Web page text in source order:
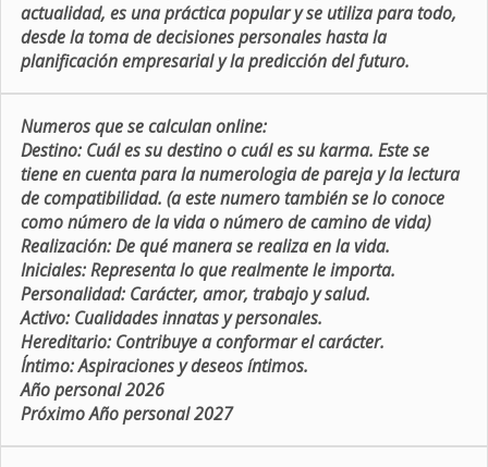
actualidad, es una práctica popular y se utiliza para todo,
desde la toma de decisiones personales hasta la
planificación empresarial y la predicción del futuro.
Numeros que se calculan online:
Destino: Cuál es su destino o cuál es su karma. Este se
tiene en cuenta para la numerologia de pareja y la lectura
de compatibilidad. (a este numero también se lo conoce
como número de la vida o número de camino de vida)
Realización:De qué manera se realiza en la vida.
Iniciales:Representa lo que realmente le importa.
Personalidad:Carácter, amor, trabajo y salud.
Activo:Cualidades innatas y personales.
Hereditario:Contribuye a conformar el carácter.
Íntimo:Aspiraciones y deseos íntimos.
Año personal 2026
Próximo Año personal 2027